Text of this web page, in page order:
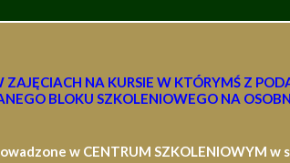
NA KURSIE W KTÓRYMŚ Z
BLOKU SZKOLENIOWEGO NA
w CENTRUM SZKOLENIOWYM